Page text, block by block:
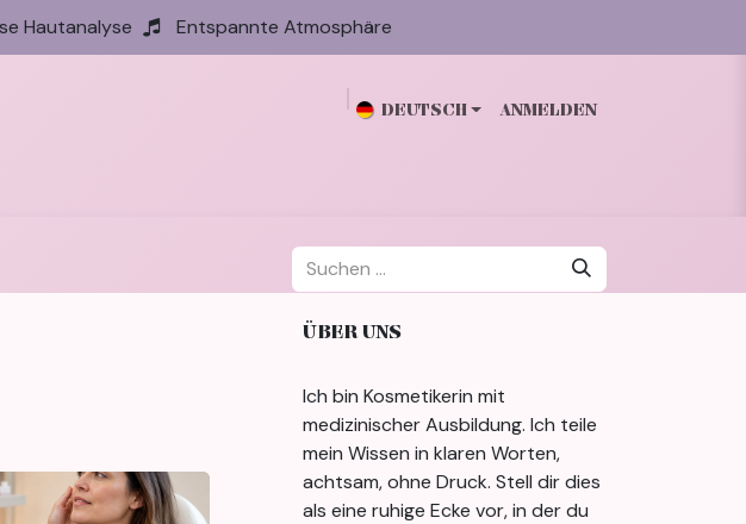
Hautanalyse Entspannte Atmosphäre
DEUTSCH ANMELDEN
ÜBER UNS
Ich bin Kosmetikerin mit
medizinischer Ausbildung. Ich teile
mein Wissen in klaren Worten,
achtsam, ohne Druck. Stell dir dies
als eine ruhige Ecke vor, in der du